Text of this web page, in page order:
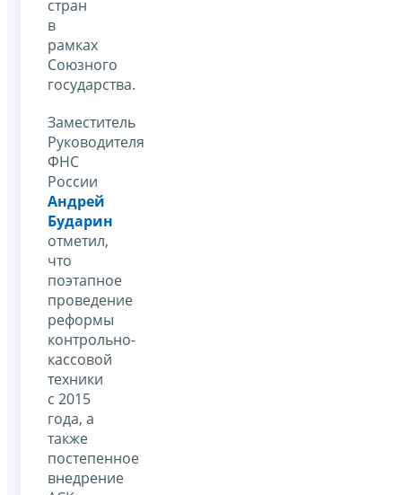
стран
в
рамках
Союзного
государства.
Заместитель
Руководителя
ФНС
России
Андрей
Бударин
отметил,
что
поэтапное
проведение
реформы
контрольно-
кассовой
техники
с 2015
года, а
также
постепенное
внедрение